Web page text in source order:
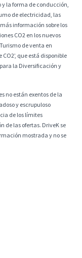
la forma de conducción,
de electricidad, las
información sobre los
CO2 en los nuevos
de venta en
que está disponible
la Diversificación y
no están exentos de la
y escrupuloso
de los límites
de las ofertas. DriveK se
mostrada y no se